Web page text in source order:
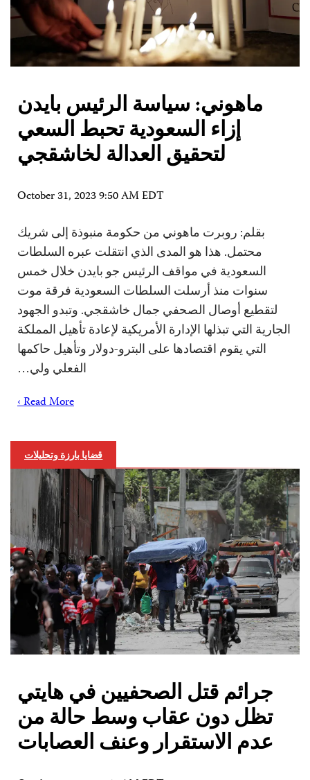
ماهوني: سياسة الرئيس بايدن
إزاء السعودية تحبط السعي
لتحقيق العدالة لخاشقجي
October 31, 2023 9:50 AM EDT
بقلم: روبرت ماهوني من حكومة منبوذة إلى شريك
محتمل. هذا هو المدى الذي انتقلت عبره السلطات
السعودية في مواقف الرئيس جو بايدن خلال خمس
سنوات منذ أرسلت السلطات السعودية فرقة موت
لتقطيع أوصال الصحفي جمال خاشقجي. وتبدو الجهود
الجارية التي تبذلها الإدارة الأمريكية لإعادة تأهيل المملكة
التي يقوم اقتصادها على البترو-دولار وتأهيل حاكمها
الفعلي ولي…
Read More ›
قضايا بارزة وتحليلات
جرائم قتل الصحفيين في هايتي
تظل دون عقاب وسط حالة من
عدم الاستقرار وعنف العصابات